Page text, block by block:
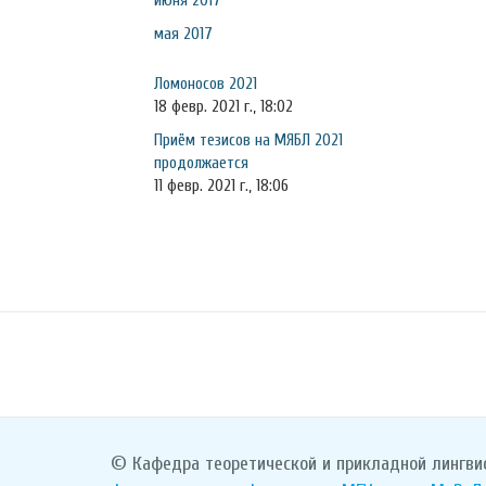
мая 2017
Ломоносов 2021
18 февр. 2021 г., 18:02
Приём тезисов на МЯБЛ 2021
продолжается
11 февр. 2021 г., 18:06
© Кафедра теоретической и прикладной